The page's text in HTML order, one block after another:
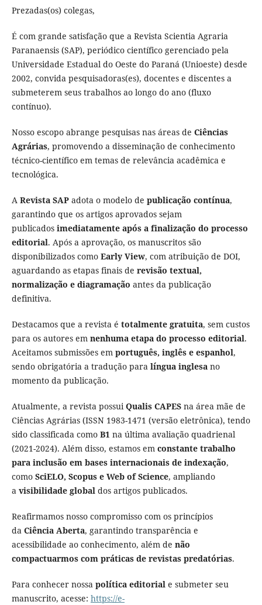
Prezadas(os) colegas,
É com grande satisfação que a Revista Scientia Agraria
Paranaensis (SAP), periódico científico gerenciado pela
Universidade Estadual do Oeste do Paraná (Unioeste) desde
2002, convida pesquisadoras(es), docentes e discentes a
submeterem seus trabalhos ao longo do ano (fluxo
contínuo).
Nosso escopo abrange pesquisas nas áreas de Ciências
Agrárias, promovendo a disseminação de conhecimento
técnico-científico em temas de relevância acadêmica e
tecnológica.
A Revista SAPadota o modelo de publicação contínua,
garantindo que os artigos aprovados sejam
publicados imediatamente após a finalização do processo
editorial. Após a aprovação, os manuscritos são
disponibilizados como Early View, com atribuição de DOI,
aguardando as etapas finais de revisão textual,
normalização e diagramação antes da publicação
definitiva.
Destacamos que a revista é totalmente gratuita, sem custos
para os autores em nenhuma etapa do processo editorial.
Aceitamos submissões em português, inglês e espanhol,
sendo obrigatória a tradução paralíngua inglesano
momento da publicação.
Atualmente, a revista possuiQualis CAPESna área mãe de
Ciências Agrárias (ISSN 1983-1471 (versão eletrônica), tendo
sido classificada como B1na última avaliação quadrienal
(2021-2024). Além disso, estamos em constante trabalho
para inclusão em bases internacionais de indexação,
como SciELO, Scopus e Web of Science, ampliando
a visibilidade globaldos artigos publicados.
Reafirmamos nosso compromisso com os princípios
da Ciência Aberta, garantindo transparência e
acessibilidade ao conhecimento, além de não
compactuarmos com práticas de revistas predatórias.
Para conhecer nossa política editoriale submeter seu
manuscrito, acesse: https://e-